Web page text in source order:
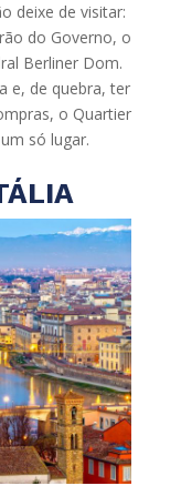
deixe de visitar:
do Governo, o
Berliner Dom.
e, de quebra, ter
o Quartier
só lugar.